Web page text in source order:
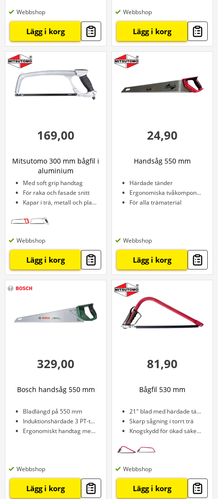
Webbshop
Lägg i korg
Webbshop
Lägg i korg
169,00
Mitsutomo 300 mm bågfil i
aluminium
Med soft grip handtag
För raka och fasade snitt
Kapar i trä, metall och plast
Webbshop
Lägg i korg
24,90
Handsåg 550 mm
Härdade tänder
Ergonomiska tvåkomponentshandtag
För alla trämaterial
Webbshop
Lägg i korg
329,00
Bosch handsåg 550 mm
Bladlängd på 550 mm
Induktionshärdade 3 PT-tänder
Ergonomiskt handtag med mjukt grepp
Webbshop
Lägg i korg
81,90
Bågfil 530 mm
21" blad med härdade tänder
Skarp sågning i torrt trä
Knogskydd för ökad säkerhet
Webbshop
Lägg i korg